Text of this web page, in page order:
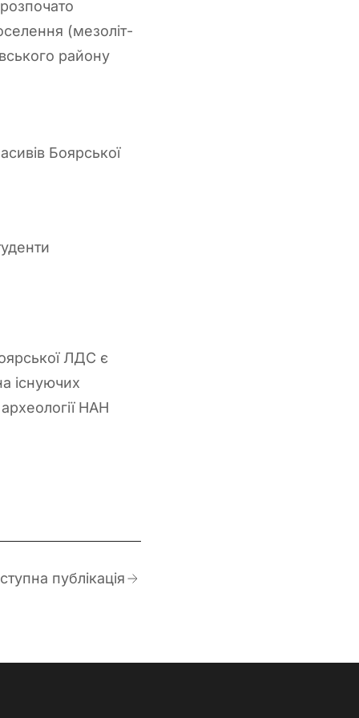
(мезоліт-
району
Боярської
ЛДС є
існуючих
НАН
публікація